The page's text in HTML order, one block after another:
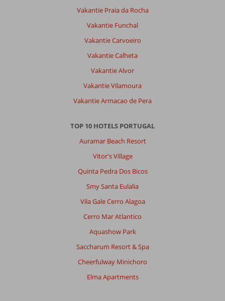
Vakantie Praia da Rocha
Vakantie Funchal
Vakantie Carvoeiro
Vakantie Calheta
Vakantie Alvor
Vakantie Vilamoura
Vakantie Armacao de Pera
TOP 10 HOTELS PORTUGAL
Auramar Beach Resort
Vitor's Village
Quinta Pedra Dos Bicos
Smy Santa Eulalia
Vila Gale Cerro Alagoa
Cerro Mar Atlantico
Aquashow Park
Saccharum Resort & Spa
Cheerfulway Minichoro
Elma Apartments